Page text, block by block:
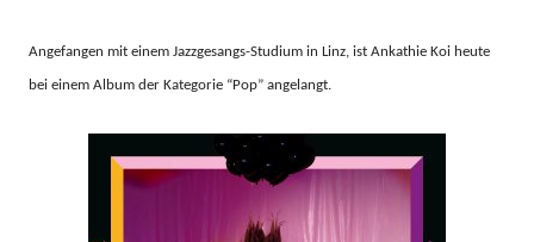
Angefangen mit einem Jazzgesangs-Studium in Linz, ist Ankathie Koi heute
bei einem Album der Kategorie “Pop” angelangt.